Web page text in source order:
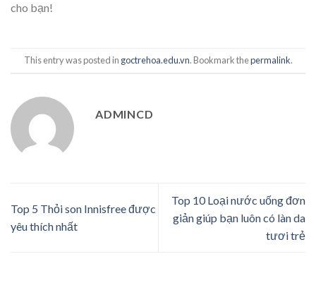
cho bạn!
This entry was posted in goctrehoa.edu.vn. Bookmark thepermalink.
ADMINCD
Top 5 Thỏi son Innisfree được
yêu thích nhất
Top 10 Loại nước uống đơn
giản giúp bạn luôn có làn da
tươi trẻ